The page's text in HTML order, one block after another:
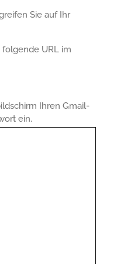
Sie auf Ihr
URL im
Ihren Gmail-
ein.